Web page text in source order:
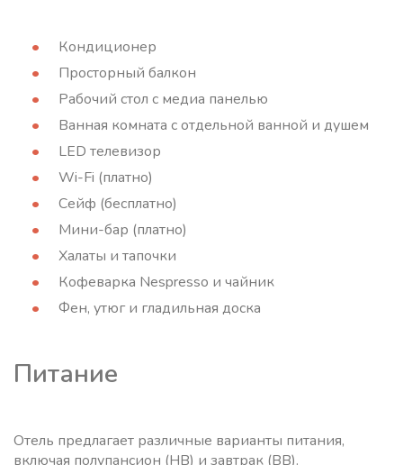
Кондиционер
Просторный балкон
Рабочий стол с медиа панелью
Ванная комната с отдельной ванной и душем
LED телевизор
Wi-Fi (платно)
Сейф (бесплатно)
Мини-бар (платно)
Халаты и тапочки
Кофеварка Nespresso и чайник
Фен, утюг и гладильная доска
Питание
Отель предлагает различные варианты питания,
включая полупансион (HB) и завтрак (BB).